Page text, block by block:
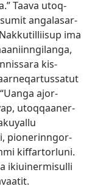
Taava utoq­
angalasar­
ima
kis­
ajor­
utoq­qaaner­
pionerin­ngor­
kif­far­torluni.
ikiuinermisul­li